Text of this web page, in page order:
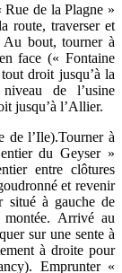
de la Plagne »
route, traverser et
Au bout, tourner à
face (« Fontaine
droit jusqu’à la
de l’usine
jusqu’à l’Allier.
l’Ile).Tourner à
du Geyser »
entre clôtures
et revenir
situé à gauche de
Arrivé au
sur une sente à
à droite pour
Emprunter «